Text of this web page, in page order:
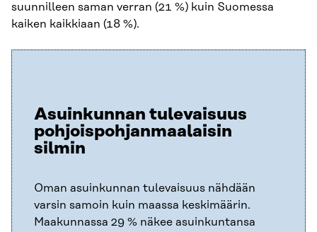
suunnilleen saman verran (21 %) kuin Suomessa
kaiken kaikkiaan (18 %).
Asuinkunnan tulevaisuus
pohjoispohjanmaalaisin
silmin
Oman asuinkunnan tulevaisuus nähdään
varsin samoin kuin maassa keskimäärin.
Maakunnassa 29 % näkee asuinkuntansa